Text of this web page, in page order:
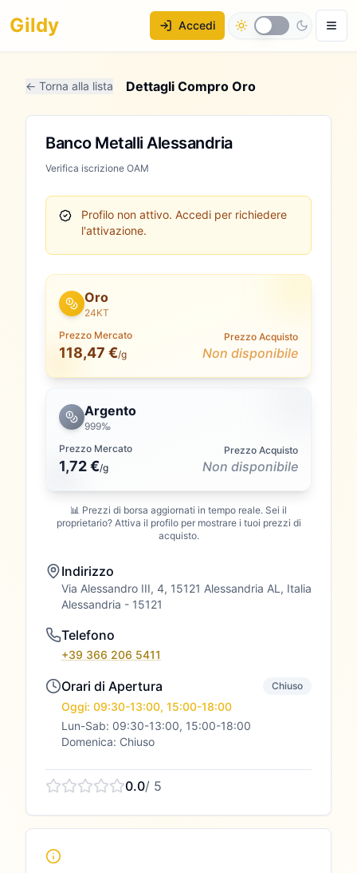
Gildy Accedi
← Torna alla lista Dettagli Compro Oro
Banco Metalli Alessandria
Verifica iscrizione OAM
Profilo non attivo. Accedi per richiedere
l'attivazione.
Oro
24KT
Prezzo Mercato
118,47 €/g
Prezzo Acquisto
Non disponibile
Argento
999‰
Prezzo Mercato
1,72 €/g
Prezzo Acquisto
Non disponibile
📊 Prezzi di borsa aggiornati in tempo reale. Sei il
proprietario? Attiva il profilo per mostrare i tuoi prezzi di
acquisto.
Indirizzo
Via Alessandro III, 4, 15121 Alessandria AL, Italia
Alessandria - 15121
Telefono
+39 366 206 5411
Orari di Apertura Chiuso
Oggi: 09:30-13:00, 15:00-18:00
Lun-Sab: 09:30-13:00, 15:00-18:00
Domenica: Chiuso
0.0/ 5